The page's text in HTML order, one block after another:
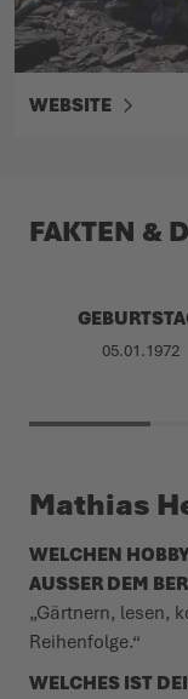
WEBSITE
FAKTEN &
05.01.1972
Mathias
WELCHEN
AUSSER DEM
„Gärtnern, lesen,
Reihenfolge.“
WELCHES IST